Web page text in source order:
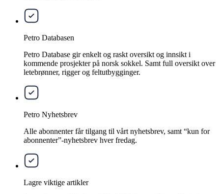
Petro Databasen
Petro Database gir enkelt og raskt oversikt og innsikt i
kommende prosjekter på norsk sokkel. Samt full oversikt over
letebrønner, rigger og feltutbygginger.
Petro Nyhetsbrev
Alle abonnenter får tilgang til vårt nyhetsbrev, samt “kun for
abonnenter”-nyhetsbrev hver fredag.
Lagre viktige artikler